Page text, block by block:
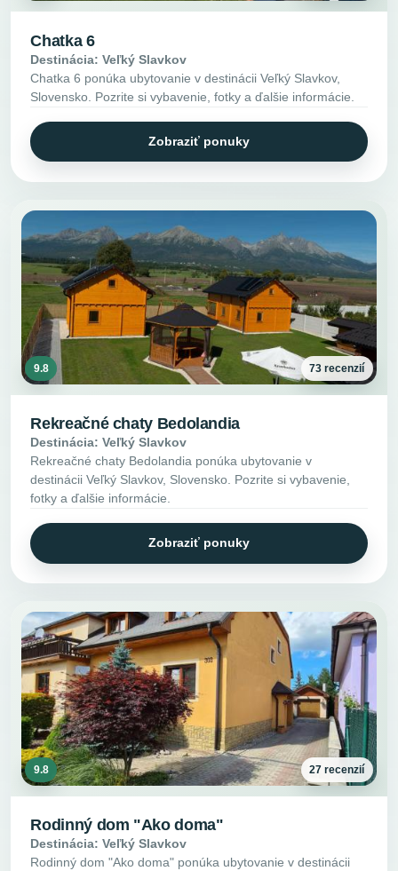
Chatka 6
Destinácia: Veľký Slavkov
Chatka 6 ponúka ubytovanie v destinácii Veľký Slavkov,
Slovensko. Pozrite si vybavenie, fotky a ďalšie informácie.
Zobraziť ponuky
9.8 73 recenzií
Rekreačné chaty Bedolandia
Destinácia: Veľký Slavkov
Rekreačné chaty Bedolandia ponúka ubytovanie v
destinácii Veľký Slavkov, Slovensko. Pozrite si vybavenie,
fotky a ďalšie informácie.
Zobraziť ponuky
9.8 27 recenzií
Rodinný dom "Ako doma"
Destinácia: Veľký Slavkov
Rodinný dom "Ako doma" ponúka ubytovanie v destinácii